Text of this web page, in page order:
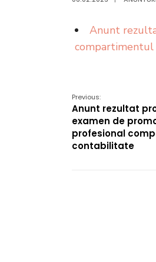
Anunt
Previous:
Anunt rezultat
examen de
profesional
contabilitate